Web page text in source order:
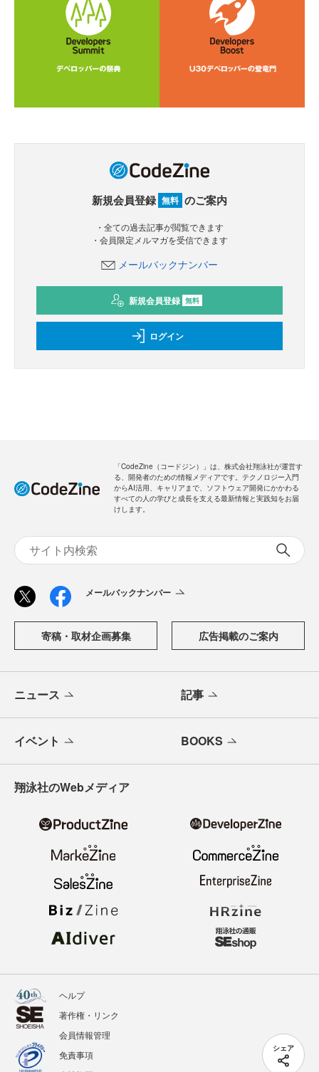
シェア
新規会員登録 無料 のご案内
・全ての過去記事が閲覧できます
・会員限定メルマガを受信できます
メールバックナンバー
新規会員登録 無料
ログイン
「CodeZine（コードジン）」は、株式会社翔泳社が運営す
る、開発者のための情報メディアです。テクノロジー入門
からAI活用、キャリアまで、ソフトウェア開発にかかわる
すべての人の学びと成長を支える最新情報と実践知をお届
けします。
メールバックナンバー
寄稿・取材企画募集 広告掲載のご案内
ニュース 記事
イベント BOOKS
翔泳社のWebメディア
ヘルプ
著作権・リンク
会員情報管理
免責事項